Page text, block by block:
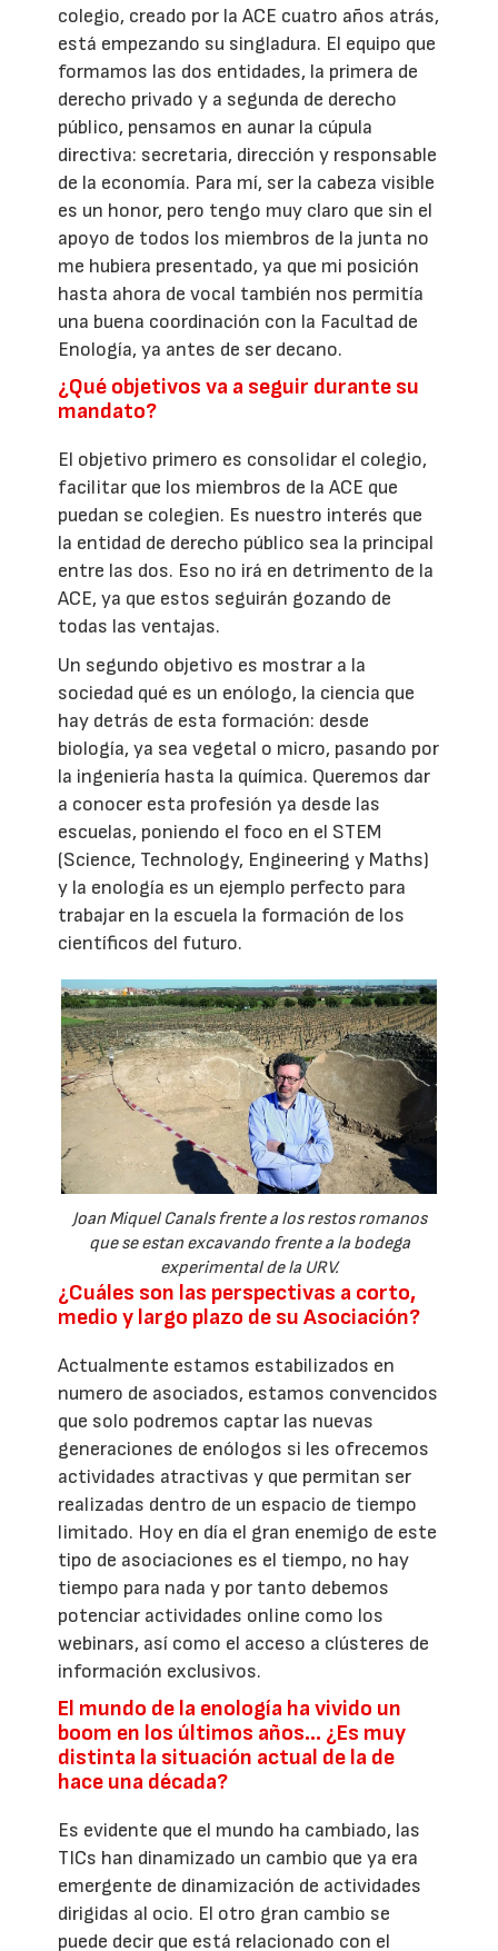
colegio, creado por la ACE cuatro años atrás,
está empezando su singladura. El equipo que
formamos las dos entidades, la primera de
derecho privado y a segunda de derecho
público, pensamos en aunar la cúpula
directiva: secretaria, dirección y responsable
de la economía. Para mí, ser la cabeza visible
es un honor, pero tengo muy claro que sin el
apoyo de todos los miembros de la junta no
me hubiera presentado, ya que mi posición
hasta ahora de vocal también nos permitía
una buena coordinación con la Facultad de
Enología, ya antes de ser decano.
¿Qué objetivos va a seguir durante su
mandato?
El objetivo primero es consolidar el colegio,
facilitar que los miembros de la ACE que
puedan se colegien. Es nuestro interés que
la entidad de derecho público sea la principal
entre las dos. Eso no irá en detrimento de la
ACE, ya que estos seguirán gozando de
todas las ventajas.
Un segundo objetivo es mostrar a la
sociedad qué es un enólogo, la ciencia que
hay detrás de esta formación: desde
biología, ya sea vegetal o micro, pasando por
la ingeniería hasta la química. Queremos dar
a conocer esta profesión ya desde las
escuelas, poniendo el foco en el STEM
(Science, Technology, Engineering y Maths)
y la enología es un ejemplo perfecto para
trabajar en la escuela la formación de los
científicos del futuro.
Joan Miquel Canals frente a los restos romanos
que se estan excavando frente a la bodega
experimental de la URV.
¿Cuáles son las perspectivas a corto,
medio y largo plazo de su Asociación?
Actualmente estamos estabilizados en
numero de asociados, estamos convencidos
que solo podremos captar las nuevas
generaciones de enólogos si les ofrecemos
actividades atractivas y que permitan ser
realizadas dentro de un espacio de tiempo
limitado. Hoy en día el gran enemigo de este
tipo de asociaciones es el tiempo, no hay
tiempo para nada y por tanto debemos
potenciar actividades online como los
webinars, así como el acceso a clústeres de
información exclusivos.
El mundo de la enología ha vivido un
boom en los últimos años… ¿Es muy
distinta la situación actual de la de
hace una década?
Es evidente que el mundo ha cambiado, las
TICs han dinamizado un cambio que ya era
emergente de dinamización de actividades
dirigidas al ocio. El otro gran cambio se
puede decir que está relacionado con el